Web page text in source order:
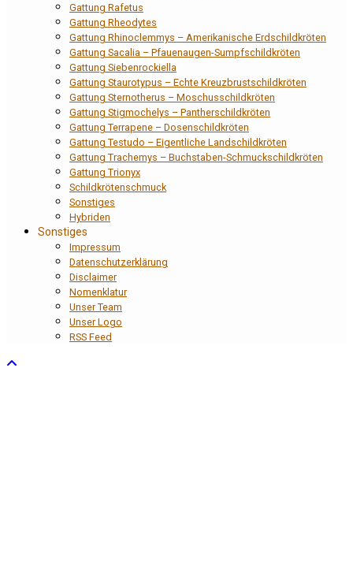
Gattung Rafetus
Gattung Rheodytes
Gattung Rhinoclemmys – Amerikanische Erdschildkröten
Gattung Sacalia – Pfauenaugen-Sumpfschildkröten
Gattung Siebenrockiella
Gattung Staurotypus – Echte Kreuzbrustschildkröten
Gattung Sternotherus – Moschusschildkröten
Gattung Stigmochelys – Pantherschildkröten
Gattung Terrapene – Dosenschildkröten
Gattung Testudo – Eigentliche Landschildkröten
Gattung Trachemys – Buchstaben-Schmuckschildkröten
Gattung Trionyx
Schildkrötenschmuck
Sonstiges
Hybriden
Sonstiges
Impressum
Datenschutzerklärung
Disclaimer
Nomenklatur
Unser Team
Unser Logo
RSS Feed